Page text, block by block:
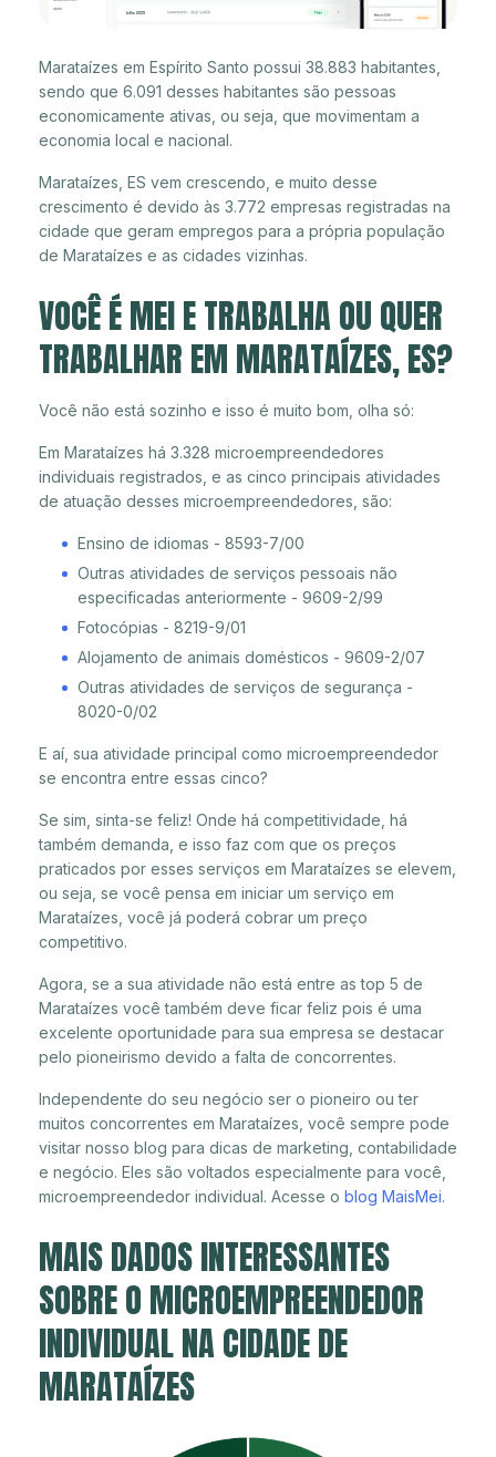
Marataízes em Espírito Santo possui 38.883 habitantes,
sendo que 6.091 desses habitantes são pessoas
economicamente ativas, ou seja, que movimentam a
economia local e nacional.
Marataízes, ES vem crescendo, e muito desse
crescimento é devido às 3.772 empresas registradas na
cidade que geram empregos para a própria população
de Marataízes e as cidades vizinhas.
VOCÊ É MEI E TRABALHA OU QUER
TRABALHAR EM MARATAÍZES, ES?
Você não está sozinho e isso é muito bom, olha só:
Em Marataízes há 3.328 microempreendedores
individuais registrados, e as cinco principais atividades
de atuação desses microempreendedores, são:
Ensino de idiomas - 8593-7/00
Outras atividades de serviços pessoais não
especificadas anteriormente - 9609-2/99
Fotocópias - 8219-9/01
Alojamento de animais domésticos - 9609-2/07
Outras atividades de serviços de segurança -
8020-0/02
E aí, sua atividade principal como microempreendedor
se encontra entre essas cinco?
Se sim, sinta-se feliz! Onde há competitividade, há
também demanda, e isso faz com que os preços
praticados por esses serviços em Marataízes se elevem,
ou seja, se você pensa em iniciar um serviço em
Marataízes, você já poderá cobrar um preço
competitivo.
Agora, se a sua atividade não está entre as top 5 de
Marataízes você também deve ficar feliz pois é uma
excelente oportunidade para sua empresa se destacar
pelo pioneirismo devido a falta de concorrentes.
Independente do seu negócio ser o pioneiro ou ter
muitos concorrentes em Marataízes, você sempre pode
visitar nosso blog para dicas de marketing, contabilidade
e negócio. Eles são voltados especialmente para você,
microempreendedor individual. Acesse o blog MaisMei.
MAIS DADOS INTERESSANTES
SOBRE O MICROEMPREENDEDOR
INDIVIDUAL NA CIDADE DE
MARATAÍZES